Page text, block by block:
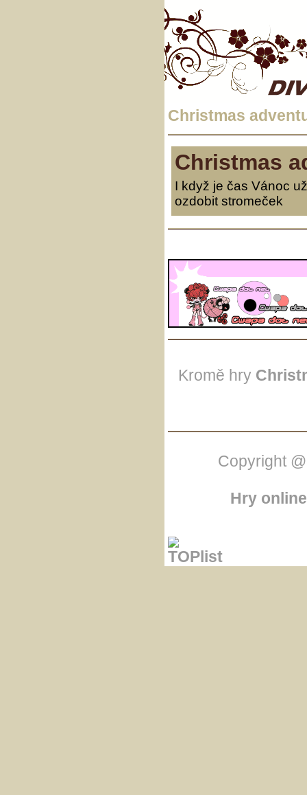
Christmas
Christmas
I když je čas Vánoc
ozdobit stromeček
Kromě hry
Copyright
Hry online